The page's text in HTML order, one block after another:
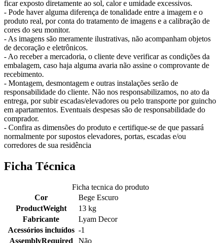
ficar exposto diretamente ao sol, calor e umidade excessivos.
- Pode haver alguma diferença de tonalidade entre a imagem e o
produto real, por conta do tratamento de imagens e a calibração de
cores do seu monitor.
- As imagens são meramente ilustrativas, não acompanham objetos
de decoração e eletrônicos.
- Ao receber a mercadoria, o cliente deve verificar as condições da
embalagem, caso haja alguma avaria não assine o comprovante de
recebimento.
- Montagem, desmontagem e outras instalações serão de
responsabilidade do cliente. Não nos responsabilizamos, no ato da
entrega, por subir escadas/elevadores ou pelo transporte por guincho
em apartamentos. Eventuais despesas são de responsabilidade do
comprador.
- Confira as dimensões do produto e certifique-se de que passará
normalmente por supostos elevadores, portas, escadas e/ou
corredores de sua residência
Ficha Técnica
Ficha tecnica do produto
Cor
Bege Escuro
ProductWeight
13 kg
Fabricante
Lyam Decor
Acessórios incluídos -1
AssemblyRequired
Não